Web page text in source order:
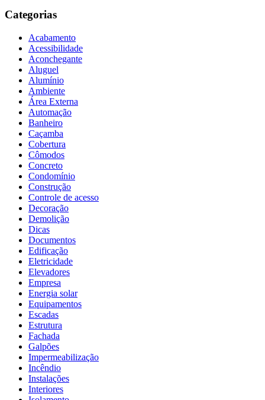
Categorias
Acabamento
Acessibilidade
Aconchegante
Aluguel
Alumínio
Ambiente
Área Externa
Automação
Banheiro
Caçamba
Cobertura
Cômodos
Concreto
Condomínio
Construção
Controle de acesso
Decoração
Demolição
Dicas
Documentos
Edificação
Eletricidade
Elevadores
Empresa
Energia solar
Equipamentos
Escadas
Estrutura
Fachada
Galpões
Impermeabilização
Incêndio
Instalações
Interiores